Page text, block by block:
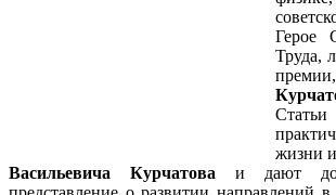
Герое
Труда,
жизни и
Васильевича Курчатова и дают